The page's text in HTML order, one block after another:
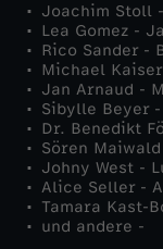
s
t
e
r
Joachim Stoll
Lea Gomez -
Rico Sander -
Michael
Jan Arnaud -
Sibylle Beyer
Dr. Benedikt
Sören
Johny West -
Alice Seller -
Tamara Kast-
und andere -